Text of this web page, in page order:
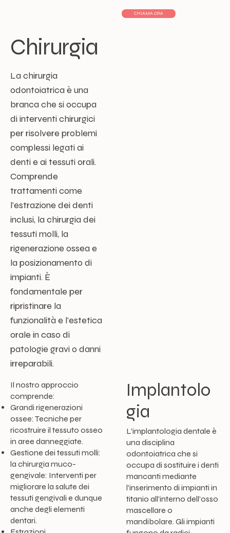
CHIAMA ORA
Chirurgia
La chirurgia
odontoiatrica è una
branca che si occupa
di interventi chirurgici
per risolvere problemi
complessi legati ai
denti e ai tessuti orali.
Comprende
trattamenti come
l'estrazione dei denti
inclusi, la chirurgia dei
tessuti molli, la
rigenerazione ossea e
la posizionamento di
impianti. È
fondamentale per
ripristinare la
funzionalità e l'estetica
orale in caso di
patologie gravi o danni
irreparabili.
Il nostro approccio
comprende:
Grandi rigenerazioni
ossee: Tecniche per
ricostruire il tessuto osseo
in aree danneggiate.
Gestione dei tessuti molli:
la chirurgia muco-
gengivale: Interventi per
migliorare la salute dei
tessuti gengivali e dunque
anche degli elementi
dentari.
Implantolo
gia
L'implantologia dentale è
una disciplina
odontoiatrica che si
occupa di sostituire i denti
mancanti mediante
l'inserimento di impianti in
titanio all'interno dell'osso
mascellare o
mandibolare. Gli impianti